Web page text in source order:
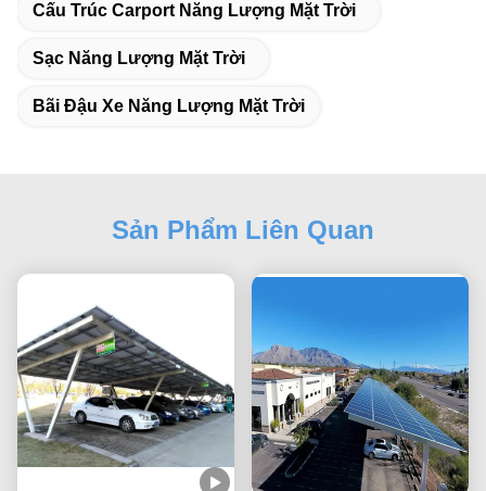
Cấu Trúc Carport Năng Lượng Mặt Trời
Sạc Năng Lượng Mặt Trời
Bãi Đậu Xe Năng Lượng Mặt Trời
Sản Phẩm Liên Quan